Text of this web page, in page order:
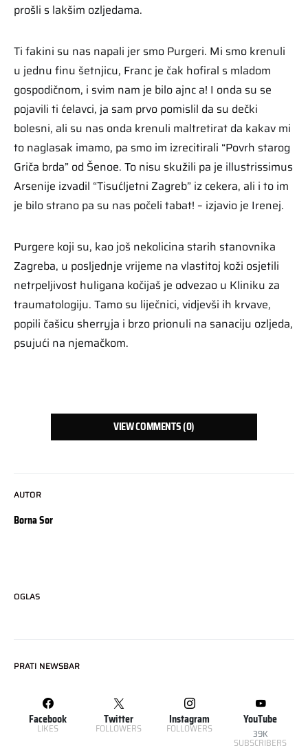
AUTOR
Borna Sor
prošli s lakšim ozljedama.
Ti fakini su nas napali jer smo Purgeri. Mi smo krenuli
u jednu finu šetnjicu, Franc je čak hofiral s mladom
gospodičnom, i svim nam je bilo ajnc a! I onda su se
pojavili ti ćelavci, ja sam prvo pomislil da su dečki
bolesni, ali su nas onda krenuli maltretirat da kakav mi
to naglasak imamo, pa smo im izrecitirali “Povrh starog
Griča brda” od Šenoe. To nisu skužili pa je illustrissimus
Arsenije izvadil “Tisućljetni Zagreb” iz cekera, ali i to im
je bilo strano pa su nas počeli tabat! – izjavio je Irenej.
Purgere koji su, kao još nekolicina starih stanovnika
Zagreba, u posljednje vrijeme na vlastitoj koži osjetili
netrpeljivost huligana kočijaš je odvezao u Kliniku za
traumatologiju. Tamo su liječnici, vidjevši ih krvave,
popili čašicu sherryja i brzo prionuli na sanaciju ozljeda,
psujući na njemačkom.
VIEW COMMENTS (0)
OGLAS
PRATI NEWSBAR
Facebook
LIKES
Twitter
FOLLOWERS
Instagram
FOLLOWERS
YouTube
39K
SUBSCRIBERS